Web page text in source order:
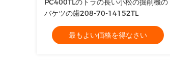
PC400TLのトラの長い小松の掘削機の
バケツの歯208-70-14152TL
最もよい価格を得なさい